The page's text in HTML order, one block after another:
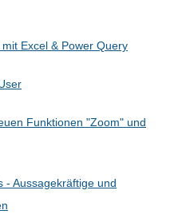
Excel & Power Query
Funktionen "Zoom" und
- Aussagekräftige und